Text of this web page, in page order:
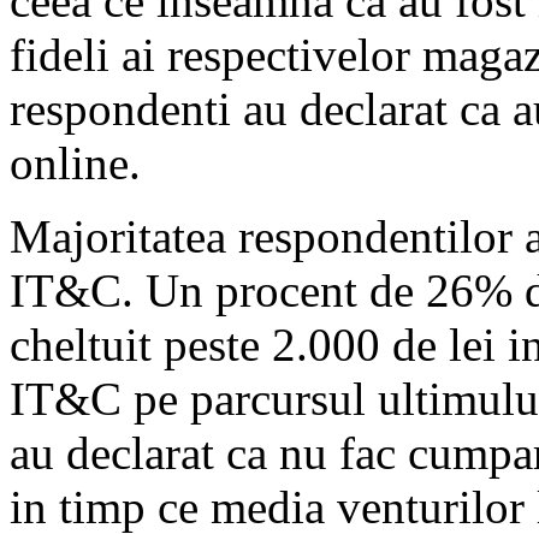
fideli ai respectivelor
respondenti au declarat ca
online.
Majoritatea respondentilor
IT&C. Un procent de 26%
cheltuit peste 2.000 de lei
IT&C pe parcursul
au declarat ca nu fac
in timp ce media